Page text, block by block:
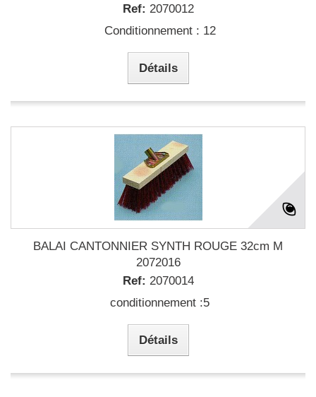
Ref: 2070012
Conditionnement : 12
Détails
BALAI CANTONNIER SYNTH ROUGE 32cm M
2072016
Ref: 2070014
conditionnement :5
Détails